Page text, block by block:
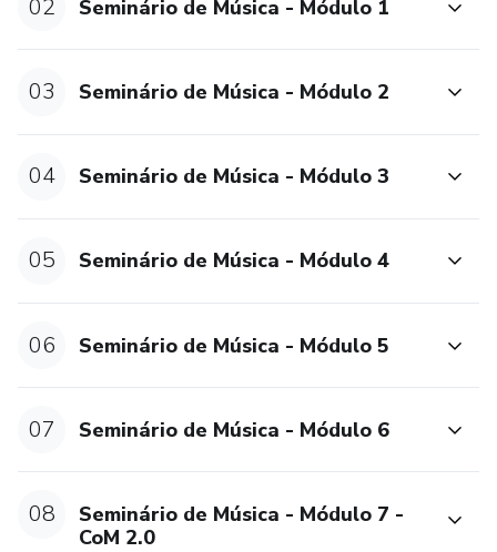
02 Seminário de Música - Módulo 1
03 Seminário de Música - Módulo 2
04 Seminário de Música - Módulo 3
05 Seminário de Música - Módulo 4
06 Seminário de Música - Módulo 5
07 Seminário de Música - Módulo 6
08
Seminário de Música - Módulo 7 -
CoM 2.0